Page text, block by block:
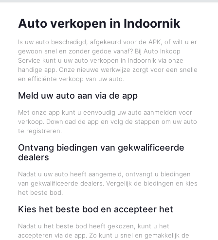
Auto verkopen in Indoornik
Is uw auto beschadigd, afgekeurd voor de APK, of wilt u er
gewoon snel en zonder gedoe vanaf? Bij Auto Inkoop
Service kunt u uw auto verkopen in Indoornik via onze
handige app. Onze nieuwe werkwijze zorgt voor een snelle
en efficiënte verkoop van uw auto.
Meld uw auto aan via de app
Met onze app kunt u eenvoudig uw auto aanmelden voor
verkoop. Download de app en volg de stappen om uw auto
te registreren.
Ontvang biedingen van gekwalificeerde
dealers
Nadat u uw auto heeft aangemeld, ontvangt u biedingen
van gekwalificeerde dealers. Vergelijk de biedingen en kies
het beste bod.
Kies het beste bod en accepteer het
Nadat u het beste bod heeft gekozen, kunt u het
accepteren via de app. Zo kunt u snel en gemakkelijk de